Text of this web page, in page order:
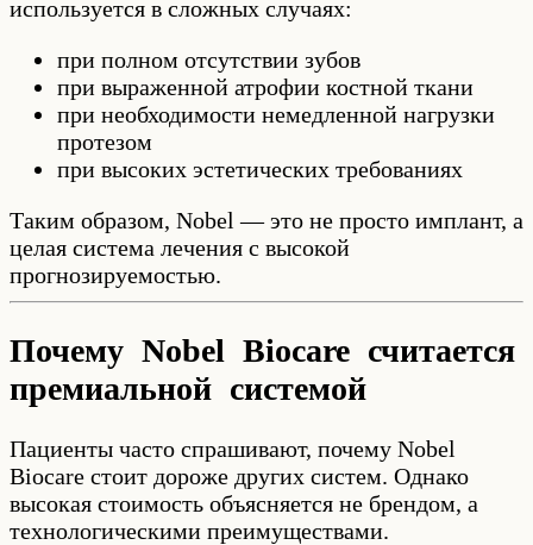
используется в сложных случаях:
при полном отсутствии зубов
при выраженной атрофии костной ткани
при необходимости немедленной нагрузки
протезом
при высоких эстетических требованиях
Таким образом, Nobel — это не просто имплант, а
целая система лечения с высокой
прогнозируемостью.
Почему Nobel Biocare считается
премиальной системой
Пациенты часто спрашивают, почему Nobel
Biocare стоит дороже других систем. Однако
высокая стоимость объясняется не брендом, а
технологическими преимуществами.